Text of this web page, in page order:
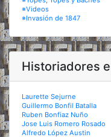
※Videos
※Invasión de 1847
Historiadores
Laurette Sejurne
Guillermo Bonfil Batalla
Ruben Bonfiaz Nuño
Jose Luis Romero Rosado
Alfredo López Austin